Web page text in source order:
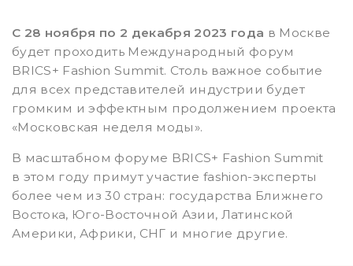
С 28 ноября по 2 декабря 2023 года в Москве
будет проходить Международный форум
BRICS+ Fashion Summit. Столь важное событие
для всех представителей индустрии будет
громким и эффектным продолжением проекта
«Московская неделя моды».
В масштабном форуме BRICS+ Fashion Summit
в этом году примут участие fashion-эксперты
более чем из 30 стран: государства Ближнего
Востока, Юго-Восточной Азии, Латинской
Америки, Африки, СНГ и многие другие.